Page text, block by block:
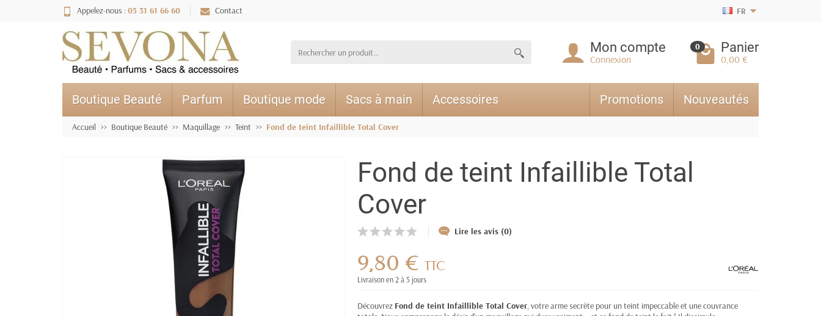
Appelez-nous :05 31 61 66 60 Contact FR
Mon compte
Connexion
0 Panier
0,00 €
Boutique Beauté Parfum Boutique mode Sacs à main Accessoires Promotions Nouveautés
Accueil Boutique Beauté Maquillage Teint Fond de teint Infaillible Total Cover
Fond de teint Infaillible Total
Cover
Lire les avis (0)
9,80 €TTC
Livraison en 2 à 5 jours
Découvrez Fond de teint Infaillible Total Cover, votre arme secrète pour un teint impeccable et une couvrance